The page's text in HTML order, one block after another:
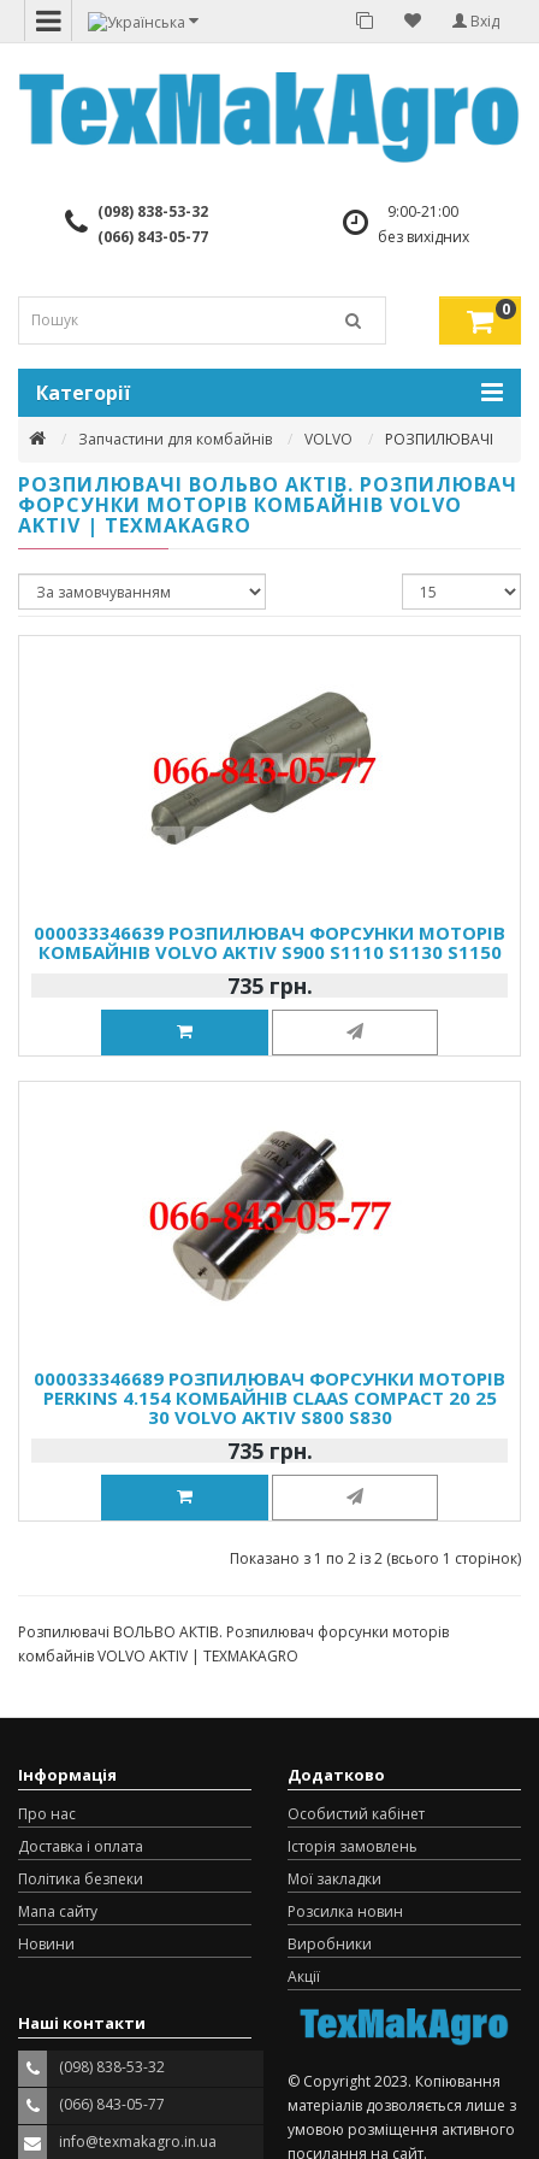
Вхід
(098) 838-53-32
(066) 843-05-77
9:00-21:00
без вихідних
0
Категорії
Запчастини для комбайнів VOLVO РОЗПИЛЮВАЧІ
РОЗПИЛЮВАЧІ ВОЛЬВО АКТІВ. РОЗПИЛЮВАЧ
ФОРСУНКИ МОТОРІВ КОМБАЙНІВ VOLVO
AKTIV | TEXMAKAGRO
000033346639 РОЗПИЛЮВАЧ ФОРСУНКИ МОТОРІВ
КОМБАЙНІВ VOLVO AKTIV S900 S1110 S1130 S1150
735 грн.
000033346689 РОЗПИЛЮВАЧ ФОРСУНКИ МОТОРІВ
PERKINS 4.154 КОМБАЙНІВ CLAAS COMPACT 20 25
30 VOLVO AKTIV S800 S830
735 грн.
Показано з 1 по 2 із 2 (всього 1 сторінок)
Розпилювачі ВОЛЬВО АКТІВ. Розпилювач форсунки моторів
комбайнів VOLVO AKTIV | TEXMAKAGRO
Інформація
Про нас
Доставка і оплата
Політика безпеки
Мапа сайту
Новини
Додатково
Особистий кабінет
Історія замовлень
Мої закладки
Розсилка новин
Виробники
Акції
Наші контакти
(098) 838-53-32
(066) 843-05-77
info@texmakagro.in.ua
© Copyright 2023. Копіювання
матеріалів дозволяється лише з
умовою розміщення активного
посилання на сайт.